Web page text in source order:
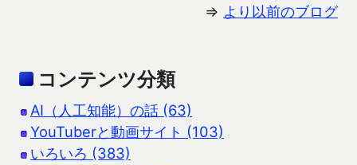
⇒ より以前のブログ
コンテンツ分類
AI（人工知能）の話 (63)
YouTuberと動画サイト (103)
いろいろ (383)